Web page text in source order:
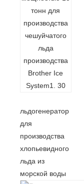
льдогенератор
для
производства
хлопьевидного
льда из
морской воды